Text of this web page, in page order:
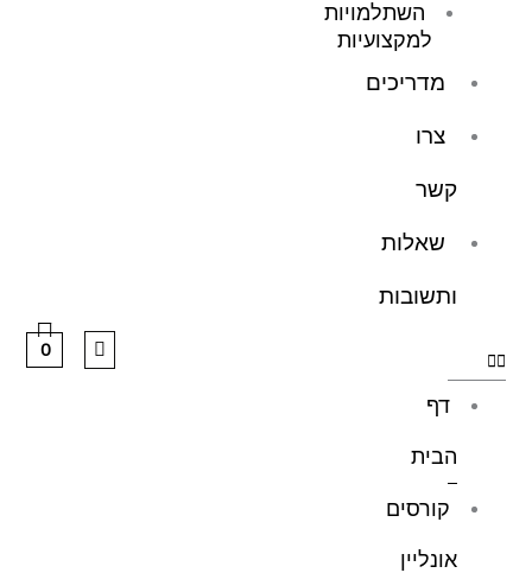
השתלמויות
למקצועיות
מדריכים
צרו
קשר
שאלות
ותשובות
דף
הבית
קורסים
אונליין
0